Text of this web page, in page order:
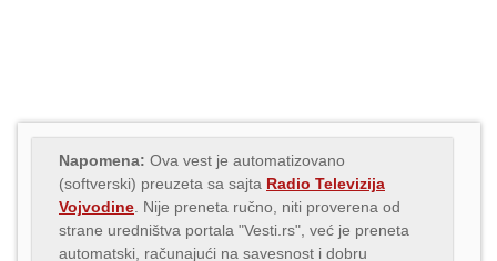
Napomena: Ova vest je automatizovano
(softverski) preuzeta sa sajta Radio Televizija
Vojvodine . Nije preneta ručno, niti proverena od
strane uredništva portala "Vesti.rs", već je preneta
automatski, računajući na savesnost i dobru